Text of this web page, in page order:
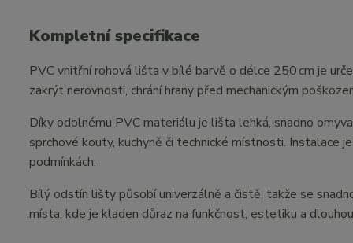
Kompletní specifikace
PVC vnitřní rohová lišta v bílé barvě o délce 250 cm je
zakrýt nerovnosti, chrání hrany před mechanickým
Díky odolnému PVC materiálu je lišta lehká, snadno
sprchové kouty, kuchyně či technické místnosti. Instalace
podmínkách.
Bílý odstín lišty působí univerzálně a čistě, takže se
místa, kde je kladen důraz na funkčnost, estetiku a